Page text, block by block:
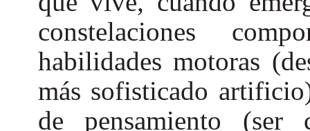
constelaciones
habilidades motoras
más sofisticado
de pensamiento (ser